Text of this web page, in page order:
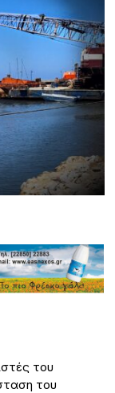
του
του